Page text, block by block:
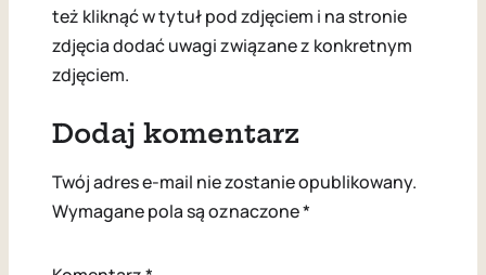
też kliknąć w tytuł pod zdjęciem i na stronie
zdjęcia dodać uwagi związane z konkretnym
zdjęciem.
Dodaj komentarz
Twój adres e-mail nie zostanie opublikowany.
Wymagane pola są oznaczone*